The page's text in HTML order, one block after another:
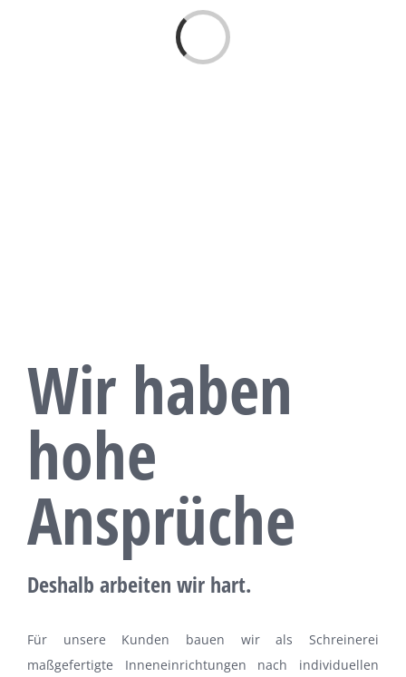
Laden...
Wir haben
hohe
Ansprüche
Deshalb arbeiten wir hart.
Für unsere Kunden bauen wir als Schreinerei
maßgefertigte Inneneinrichtungen nach individuellen